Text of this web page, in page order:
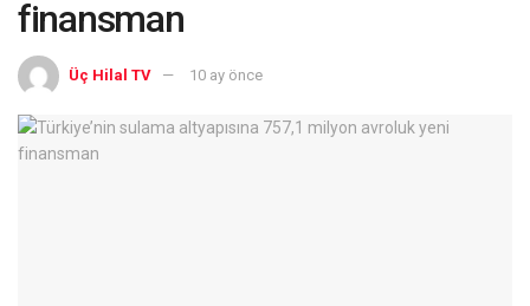
finansman
Üç Hilal TV 10 ay önce